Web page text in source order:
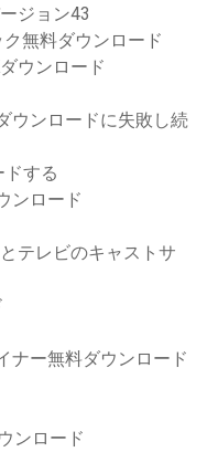
ジョン43
無料ダウンロード
ウンロード
ウンロードに失敗し続
する
ンロード
テレビのキャストサ
ナー無料ダウンロード
ンロード